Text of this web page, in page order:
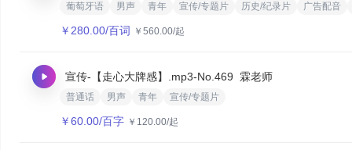
葡萄牙语 男声 青年 宣传/专题片 历史/纪录片 广告配音
￥ 280.00/百词 ￥ 560.00/起
宣传-【走心大牌感】.mp3-No.469 霖老师
普通话 男声 青年 宣传/专题片
￥60.00/百字 ￥ 120.00/起